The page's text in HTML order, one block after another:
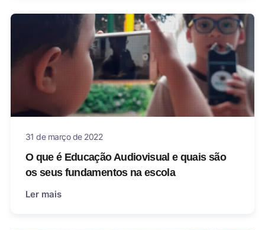
31 de março de 2022
O que é Educação Audiovisual e quais são
os seus fundamentos na escola
Ler mais